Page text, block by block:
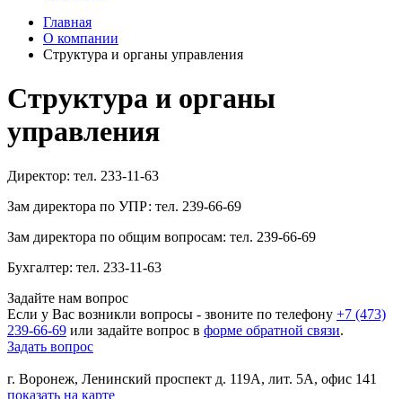
Главная
О компании
Структура и органы управления
Структура и органы
управления
Директор: тел. 233-11-63
Зам директора по УПР: тел. 239-66-69
Зам директора по общим вопросам: тел. 239-66-69
Бухгалтер: тел. 233-11-63
Задайте нам вопрос
Если у Вас возникли вопросы - звоните по телефону +7 (473)
239-66-69 или задайте вопрос в форме обратной связи.
Задать вопрос
г. Воронеж, Ленинский проспект д. 119А, лит. 5А, офис 141
показать на карте